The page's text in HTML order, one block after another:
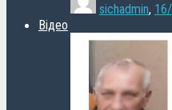
sichadmin,
Відео